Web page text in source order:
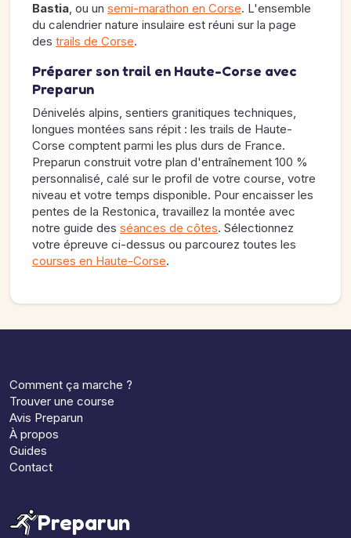
Bastia, ou un semi-marathon en Corse. L'ensemble
du calendrier nature insulaire est réuni sur la page
des trails de Corse.
Préparer son trail en Haute-Corse avec
Preparun
Dénivelés alpins, sentiers granitiques techniques,
longues montées sans répit : les trails de Haute-
Corse comptent parmi les plus durs de France.
Preparun construit votre plan d'entraînement 100 %
personnalisé, calé sur le profil de votre course, votre
niveau et votre temps disponible. Pour encaisser les
pentes de la Restonica, travaillez la montée avec
notre guide des séances de côtes. Sélectionnez
votre épreuve ci-dessus ou parcourez toutes les
courses en Haute-Corse.
Comment ça marche ?
Trouver une course
Avis Preparun
À propos
Guides
Contact
Preparun